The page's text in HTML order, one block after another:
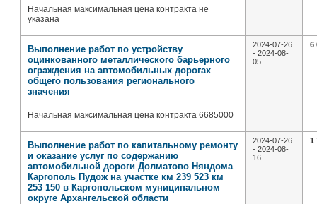
Начальная максимальная цена контракта не
указана
Выполнение работ по устройству
оцинкованного металлического барьерного
ограждения на автомобильных дорогах
общего пользования регионального
значения
Начальная максимальная цена контракта 6685000
2024-07-26
- 2024-08-
05
6
Выполнение работ по капитальному ремонту
и оказание услуг по содержанию
автомобильной дороги Долматово Няндома
Каргополь Пудож на участке км 239 523 км
253 150 в Каргопольском муниципальном
округе Архангельской области
2024-07-26
- 2024-08-
16
1